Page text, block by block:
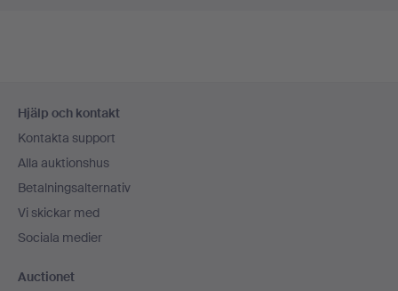
Hjälp och kontakt
Kontakta support
Alla auktionshus
Betalningsalternativ
Vi skickar med
Sociala medier
Auctionet